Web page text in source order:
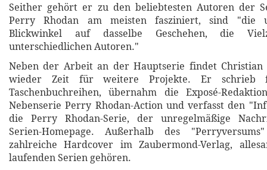
Seither gehört er zu den beliebtesten Autoren der
Perry Rhodan am meisten fasziniert, sind "die
Blickwinkel auf dasselbe Geschehen, die
unterschiedlichen Autoren."
Neben der Arbeit an der Hauptserie findet
wieder Zeit für weitere Projekte. Er schrieb
Taschenbuchreihen, übernahm die Exposé-
Nebenserie Perry Rhodan-Action und verfasst den
die Perry Rhodan-Serie, der unregelmäßige
Serien-Homepage. Außerhalb des
zahlreiche Hardcover im Zaubermond-Verlag,
laufenden Serien gehören.